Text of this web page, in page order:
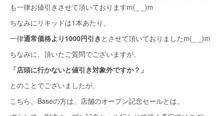
も一律お値引きさせて頂いておりますm(_ _)m
ちなみにリキッドは1本あたり、
一律通常価格より1000円引き とさせて頂いておりましたm(_ _)m
ちなみに、頂いたご質問でございますが、
「店頭に行かないと値引き対象外ですか？」
とのことでございましたが、
こちら、Baseの方は、店舗のオープン記念セールとは、